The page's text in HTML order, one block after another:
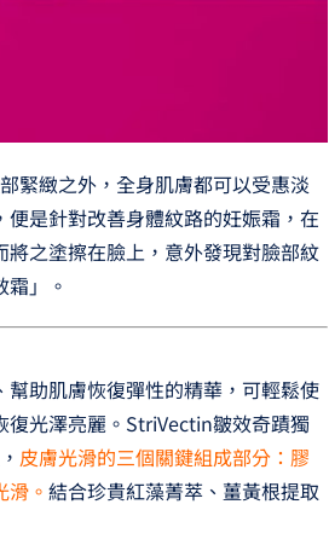
緊緻之外，全身肌膚都可以受惠淡
是針對改善身體紋路的妊娠霜，在
之塗擦在臉上，意外發現對臉部紋
」。
助肌膚恢復彈性的精華，可輕鬆使
光澤亮麗。StriVectin皺效奇蹟獨
皮膚光滑的三個關鍵組成部分：膠
。 結合珍貴紅藻菁萃、薑黃根提取